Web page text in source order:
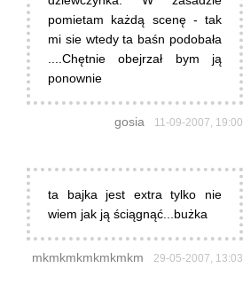
pomietam każdą scenę - tak
mi sie wtedy ta baśn podobała
....Chętnie obejrzał bym ją
ponownie
gosia 11-09-2007, 19:00
ta bajka jest extra tylko nie
wiem jak ją ściągnąć...bużka
mkmkmkmkmkmkm 29-05-2007, 13:03